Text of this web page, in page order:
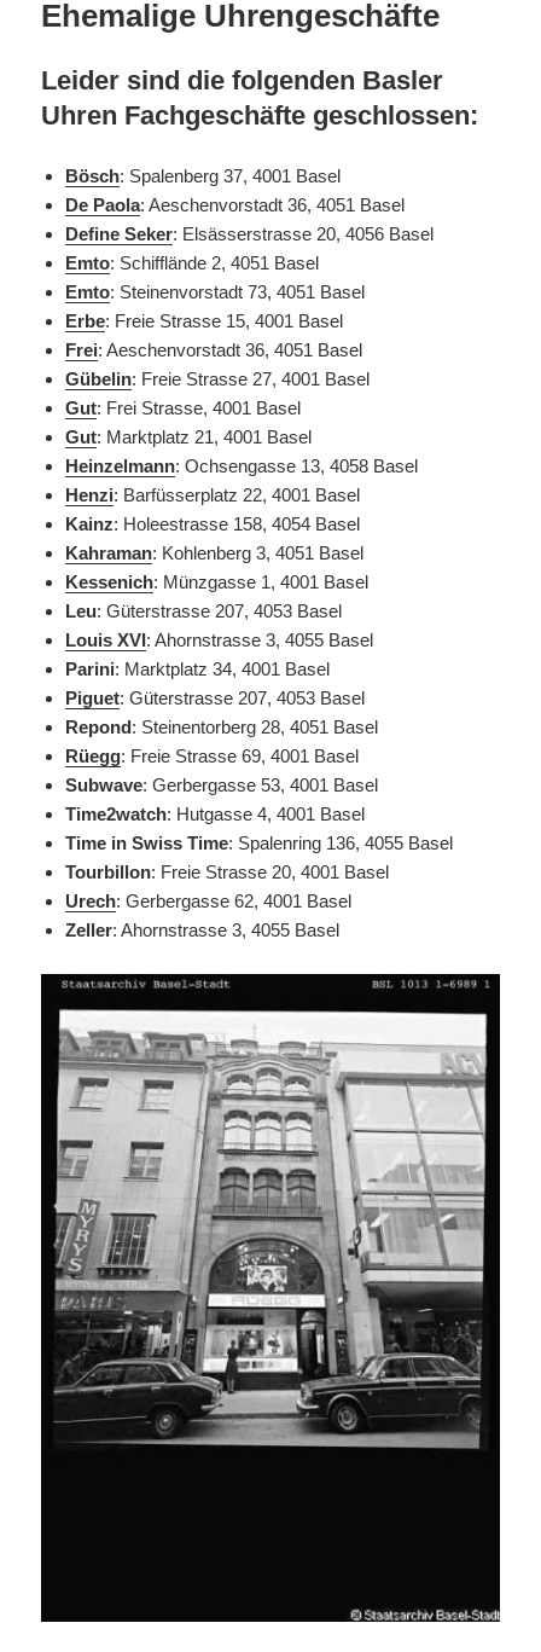
Ehemalige Uhrengeschäfte
Leider sind die folgenden Basler
Uhren Fachgeschäfte geschlossen:
Bösch: Spalenberg 37, 4001 Basel
De Paola:Aeschenvorstadt 36, 4051 Basel
Define Seker: Elsässerstrasse 20, 4056 Basel
Emto: Schifflände 2, 4051 Basel
Emto: Steinenvorstadt 73, 4051 Basel
Erbe: Freie Strasse 15, 4001 Basel
Frei:Aeschenvorstadt 36, 4051 Basel
Gübelin: Freie Strasse 27, 4001 Basel
Gut: Frei Strasse, 4001 Basel
Gut: Marktplatz 21, 4001 Basel
Heinzelmann: Ochsengasse 13, 4058 Basel
Henzi: Barfüsserplatz 22, 4001 Basel
Kainz: Holeestrasse 158, 4054 Basel
Kahraman: Kohlenberg 3, 4051 Basel
Kessenich: Münzgasse 1, 4001 Basel
Leu: Güterstrasse 207, 4053 Basel
Louis XVI:Ahornstrasse 3, 4055 Basel
Parini: Marktplatz 34, 4001 Basel
Piguet: Güterstrasse 207, 4053 Basel
Repond: Steinentorberg 28, 4051 Basel
Rüegg: Freie Strasse 69, 4001 Basel
Subwave: Gerbergasse 53, 4001 Basel
Time2watch: Hutgasse 4, 4001 Basel
Time in Swiss Time: Spalenring 136, 4055 Basel
Tourbillon: Freie Strasse 20, 4001 Basel
Urech: Gerbergasse 62, 4001 Basel
Zeller:Ahornstrasse 3, 4055 Basel